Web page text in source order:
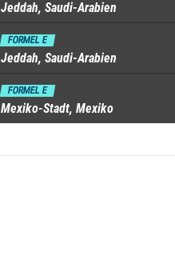
Jeddah, Saudi-Arabien
FORMEL E
Jeddah, Saudi-Arabien
FORMEL E
Mexiko-Stadt, Mexiko